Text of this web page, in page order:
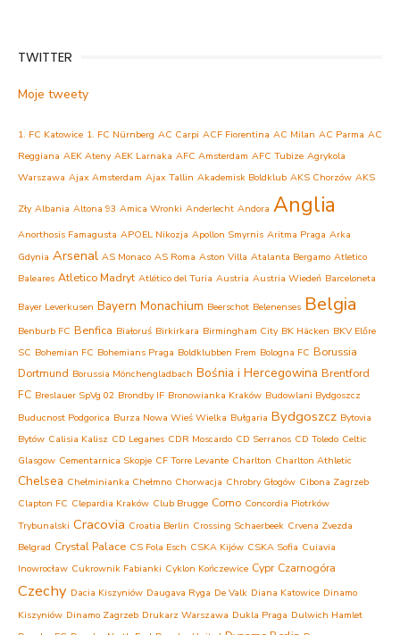
TWITTER
Moje tweety
1. FC Katowice 1. FC Nürnberg AC Carpi ACF Fiorentina AC Milan AC Parma AC
Reggiana AEK Ateny AEK Larnaka AFC Amsterdam AFC Tubize Agrykola
Warszawa Ajax Amsterdam Ajax Tallin Akademisk Boldklub AKS Chorzów AKS
Zły Albania Altona 93 Amica Wronki Anderlecht Andora Anglia
Anorthosis Famagusta APOEL Nikozja Apollon Smyrnis Aritma Praga Arka
Gdynia Arsenal AS Monaco AS Roma Aston Villa Atalanta Bergamo Atletico
Baleares Atletico Madryt Atlético del Turia Austria Austria Wiedeń Barceloneta
Bayer Leverkusen Bayern Monachium Beerschot Belenenses Belgia
Benburb FC Benfica Białoruś Birkirkara Birmingham City BK Häcken BKV Előre
SC Bohemian FC Bohemians Praga Boldklubben Frem Bologna FC Borussia
Dortmund Borussia Mönchengladbach Bośnia i Hercegowina Brentford
FC Breslauer SpVg 02 Brondby IF Bronowianka Kraków Budowlani Bydgoszcz
Buducnost Podgorica Burza Nowa Wieś Wielka Bułgaria Bydgoszcz Bytovia
Bytów Calisia Kalisz CD Leganes CDR Moscardo CD Serranos CD Toledo Celtic
Glasgow Cementarnica Skopje CF Torre Levante Charlton Charlton Athletic
Chelsea Chełminianka Chełmno Chorwacja Chrobry Głogów Cibona Zagrzeb
Clapton FC Clepardia Kraków Club Brugge Como Concordia Piotrków
Trybunalski Cracovia Croatia Berlin Crossing Schaerbeek Crvena Zvezda
Belgrad Crystal Palace CS Fola Esch CSKA Kijów CSKA Sofia Cuiavia
Inowrocław Cukrownik Fabianki Cyklon Kończewice Cypr Czarnogóra
Czechy Dacia Kiszyniów Daugava Ryga De Valk Diana Katowice Dinamo
Kiszyniów Dinamo Zagrzeb Drukarz Warszawa Dukla Praga Dulwich Hamlet